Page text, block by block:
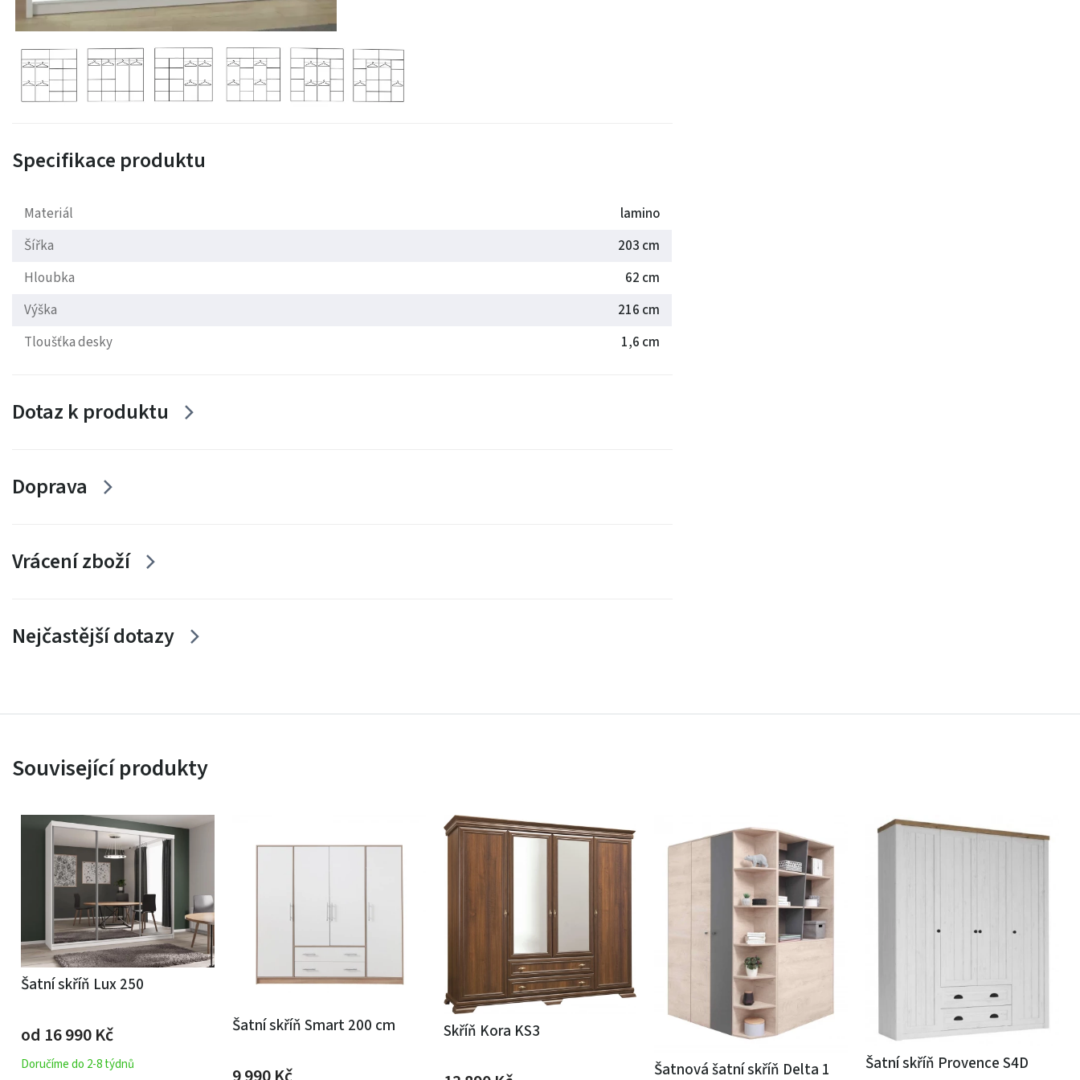
Specifikace produktu
Materiál
lamino
Šířka
203 cm
Hloubka
62 cm
Výška
216 cm
Tloušťka desky
1,6 cm
Dotaz k produktu
Doprava
Vrácení zboží
Nejčastější dotazy
Související produkty
Šatní skříň Lux 250
od 16 990Kč
Doručíme do 2-8 týdnů
Šatní skříň Smart 200 cm Skříň Kora KS3
Šatnová šatní skříň Delta 1 Šatní skříň Provence S4D